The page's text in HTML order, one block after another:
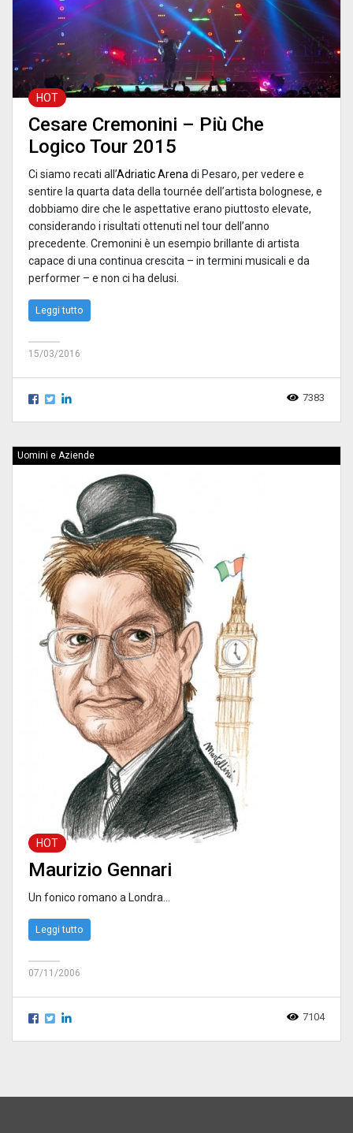
HOT
Cesare Cremonini – Più Che
Logico Tour 2015
Ci siamo recati all’Adriatic Arena di Pesaro, per vedere e
sentire la quarta data della tournée dell’artista bolognese, e
dobbiamo dire che le aspettative erano piuttosto elevate,
considerando i risultati ottenuti nel tour dell’anno
precedente. Cremonini è un esempio brillante di artista
capace di una continua crescita – in termini musicali e da
performer – e non ci ha delusi.
Leggi tutto
15/03/2016
7383
Uomini e Aziende
HOT
Maurizio Gennari
Un fonico romano a Londra...
Leggi tutto
07/11/2006
7104